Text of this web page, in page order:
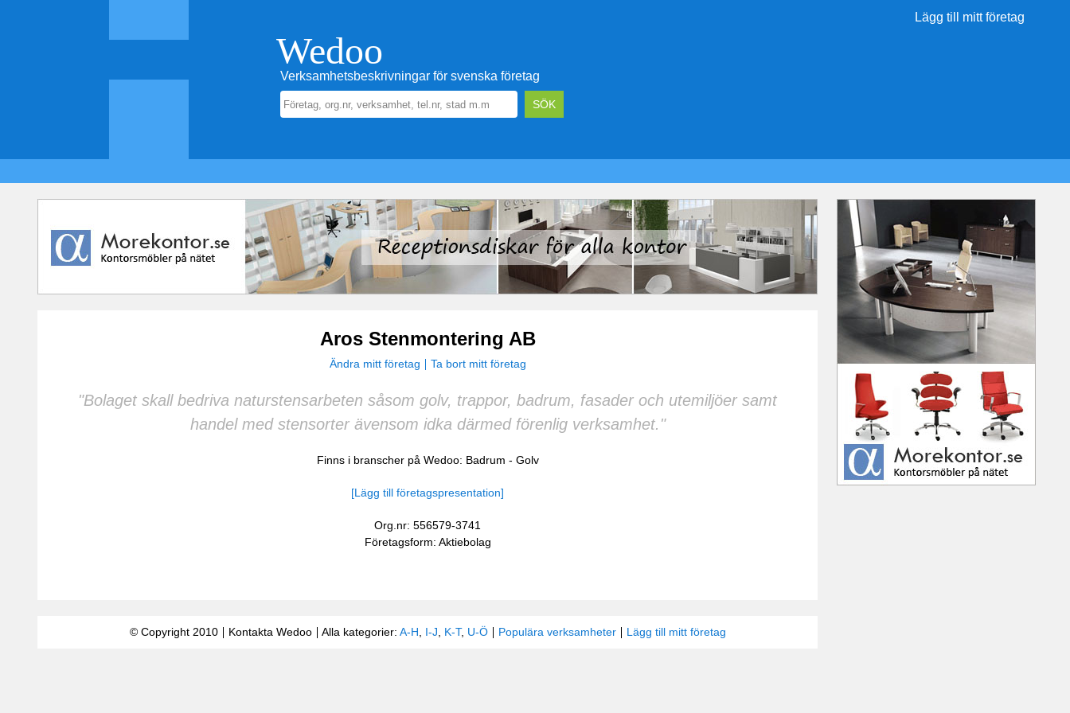
Lägg till mitt företag
Wedoo
Verksamhetsbeskrivningar för svenska företag
Aros Stenmontering AB
Ändra mitt företag Ta bort mitt företag
"Bolaget skall bedriva naturstensarbeten såsom golv, trappor, badrum, fasader och utemiljöer samt
handel med stensorter ävensom idka därmed förenlig verksamhet."
Finns i branscher på Wedoo: Badrum - Golv
[Lägg till företagspresentation]
Org.nr: 556579-3741
Företagsform: Aktiebolag
© Copyright 2010 Kontakta Wedoo Alla kategorier: A-H I-J K-T, U-Ö Populära verksamheter Lägg till mitt företag